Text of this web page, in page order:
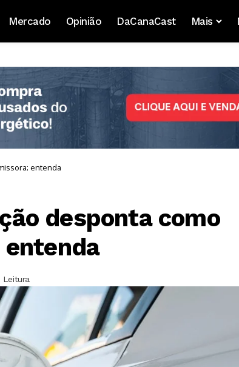
Mercado Opinião DaCanaCast Mais
entenda
desponta como
Leitura